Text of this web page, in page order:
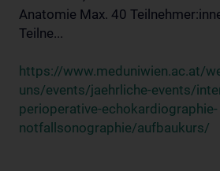
Anatomie Max. 40
Teilne...
https://www.meduniwien.ac.at/
uns/events/jaehrliche-events/
perioperative-echokardiographie-
notfallsonographie/aufbaukurs/